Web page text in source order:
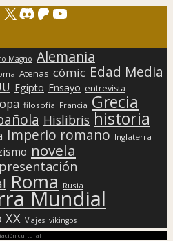
X Discord
Patreon
YouTube
Magno Alemania
Atenas cómic Edad Media
Egipto Ensayo entrevista
filosofía Francia Grecia
Hislibris historia
Imperio romano Inglaterra
novela
presentación
Roma Rusia
Mundial
XX Viajes vikingos
cultural